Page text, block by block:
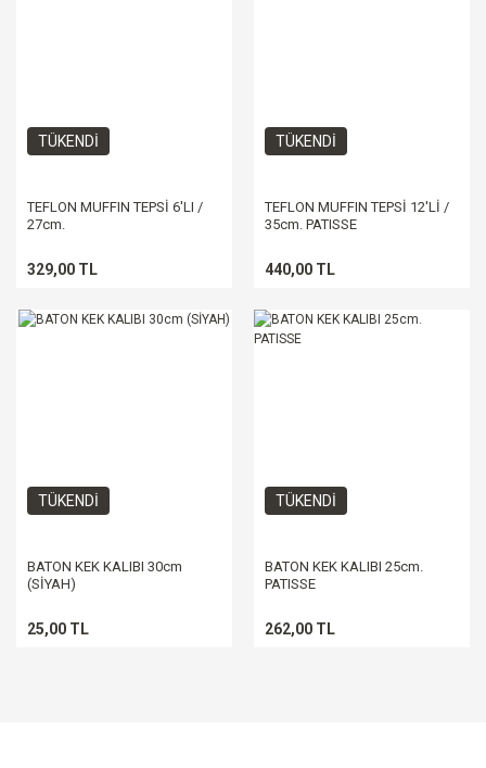
TÜKENDİ
TEFLON MUFFIN TEPSİ 6'LI /
27cm.
329,00 TL
TÜKENDİ
TEFLON MUFFIN TEPSİ 12'Lİ /
35cm. PATISSE
440,00 TL
TÜKENDİ
BATON KEK KALIBI 30cm
(SİYAH)
25,00 TL
TÜKENDİ
BATON KEK KALIBI 25cm.
PATISSE
262,00 TL